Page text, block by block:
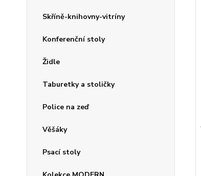
Skříně-knihovny-vitríny
Konferenční stoly
Židle
Taburetky a stoličky
Police na zeď
Věšáky
Psací stoly